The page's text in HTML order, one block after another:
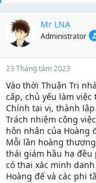
Mr LNA
Administrator
23 Tháng tám 2023
Vào thời Thuận Trị
cấp, chủ yếu làm
Chính tại vị, thành
Trách nhiệm công
hôn nhân của Hoàng
Mỗi lần hoàng
thái giám hầu hạ
có thai xác minh
Hoàng đế và các phi